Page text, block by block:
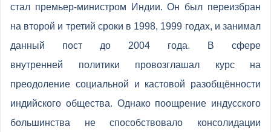
стал премьер-министром Индии. Он был переизбран
на второй и третий сроки в 1998, 1999 годах, и занимал
данный пост до 2004 года. В сфере
внутренней политики провозглашал курс на
преодоление социальной и кастовой разобщённости
индийского общества. Однако поощрение индусского
большинства не способствовало консолидации